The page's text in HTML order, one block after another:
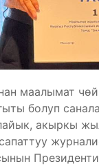
маалымат
болуп
акыркы